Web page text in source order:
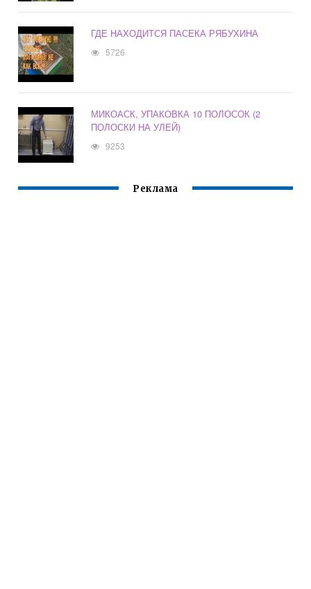
ГДЕ НАХОДИТСЯ ПАСЕКА РЯБУХИНА
5726
МИКОАСК, УПАКОВКА 10 ПОЛОСОК (2
ПОЛОСКИ НА УЛЕЙ)
9253
Реклама